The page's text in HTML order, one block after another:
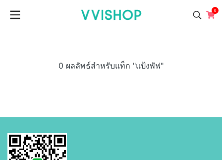
0
0 ผลลัพธ์สำหรับแท็ก "แป้งพัฟ"